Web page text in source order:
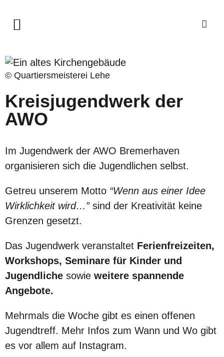
© Quartiersmeisterei Lehe
Kreisjugendwerk der
AWO
Im Jugendwerk der AWO Bremerhaven
organisieren sich die Jugendlichen selbst.
Getreu unserem Motto “Wenn aus einer Idee
Wirklichkeit wird…”sind der Kreativität keine
Grenzen gesetzt.
Das Jugendwerk veranstaltet Ferienfreizeiten,
Workshops, Seminare für Kinder und
Jugendliche sowie weitere spannende
Angebote.
Mehrmals die Woche gibt es einen offenen
Jugendtreff. Mehr Infos zum Wann und Wo gibt
es vor allem auf Instagram.